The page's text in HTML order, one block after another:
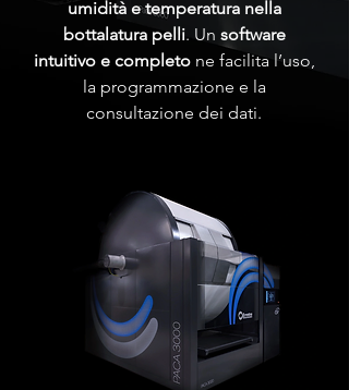
umidità e temperatura nella
bottalatura pelli. Un software
intuitivo e completone facilita l’uso,
la programmazione e la
consultazione dei dati.